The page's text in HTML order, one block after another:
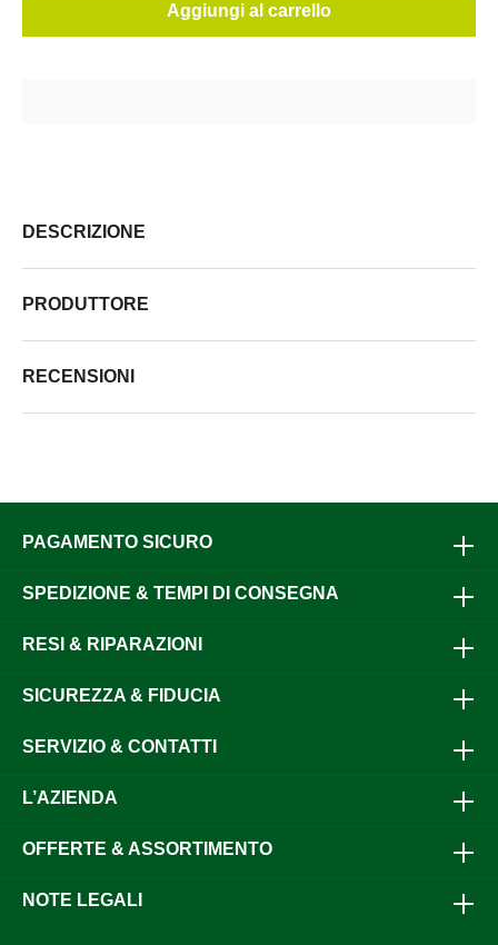
Aggiungi al carrello
DESCRIZIONE
PRODUTTORE
RECENSIONI
PAGAMENTO SICURO
SPEDIZIONE & TEMPI DI CONSEGNA
RESI & RIPARAZIONI
SICUREZZA & FIDUCIA
SERVIZIO & CONTATTI
L’AZIENDA
OFFERTE & ASSORTIMENTO
NOTE LEGALI